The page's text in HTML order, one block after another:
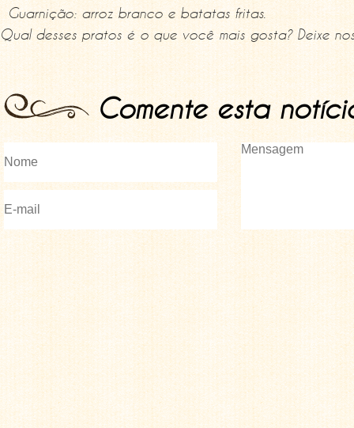
Guarnição: arroz branco e batatas fritas.
Qual desses pratos é o que você mais gosta? Deixe
Comente esta